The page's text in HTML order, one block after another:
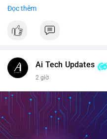
$btc $eth
#vlikevn #titanbot
Đọc thêm
Ai Tech Updates
2 giờ